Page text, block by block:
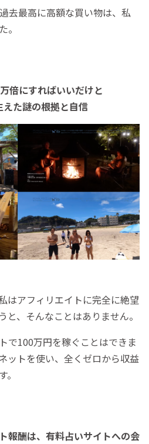
去最高に高額な買い物は、私
。
倍にすればいいだけと
た謎の根拠と自信
はアフィリエイトに完全に絶望
と、そんなことはありません。
で100万円を稼ぐことはできま
ットを使い、全くゼロから収益
報酬は、有料占いサイトへの会